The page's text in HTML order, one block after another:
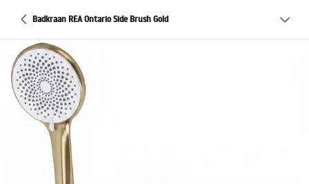
Badkraan REA Ontario Side Brush Gold